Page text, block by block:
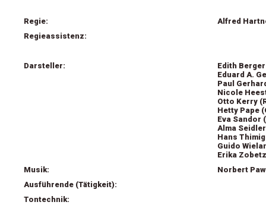
Regie:
Alfred
Regieassistenz:
Darsteller:
Edith
Eduard A.
Paul
Nicole
Otto Kerry
Hetty Pape
Eva Sandor
Alma
Hans
Guido
Erika
Musik:
Norbert
Ausführende (Tätigkeit):
Tontechnik: